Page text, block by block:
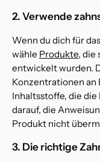
2. Verwende
Wenn du dich für
wähle Produkte, die
entwickelt wurden.
Konzentrationen
Inhaltsstoffe, die
darauf, die
Produkt nicht
3. Die richtige